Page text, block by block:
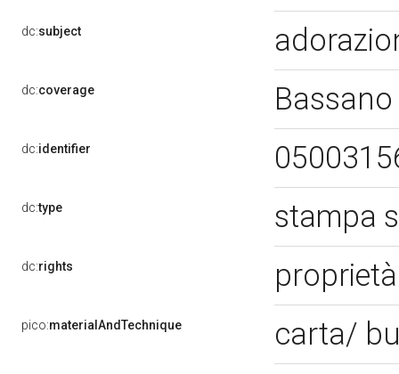
dc:subject
dc:coverage
dc:identifier
dc:type stampa
dc:rights
pico:materialAndTechnique carta/